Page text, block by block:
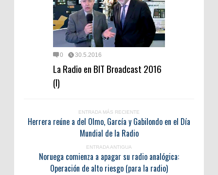
0 30.5.2016
La Radio en BIT Broadcast 2016
(I)
ENTRADA MÁS RECIENTE
Herrera reúne a del Olmo, García y Gabilondo en el Día
Mundial de la Radio
ENTRADA ANTIGUA
Noruega comienza a apagar su radio analógica:
Operación de alto riesgo (para la radio)